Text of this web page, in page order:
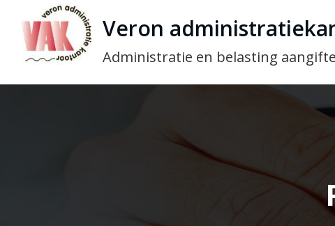
Veron
Administratie en belasting aangifte